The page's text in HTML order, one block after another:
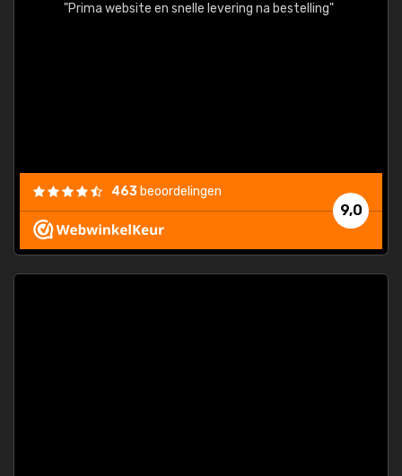
"Prima website en snelle levering na bestelling"
9,0
463 beoordelingen